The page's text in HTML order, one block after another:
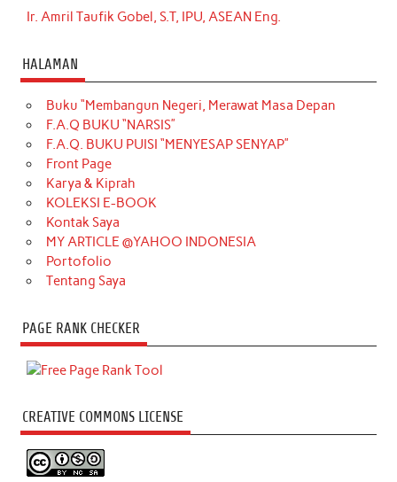
Ir. Amril Taufik Gobel, S.T, IPU, ASEAN Eng.
HALAMAN
Buku “Membangun Negeri, Merawat Masa Depan
F.A.Q BUKU “NARSIS”
F.A.Q. BUKU PUISI “MENYESAP SENYAP”
Front Page
Karya & Kiprah
KOLEKSI E-BOOK
Kontak Saya
MY ARTICLE @YAHOO INDONESIA
Portofolio
Tentang Saya
PAGE RANK CHECKER
CREATIVE COMMONS LICENSE